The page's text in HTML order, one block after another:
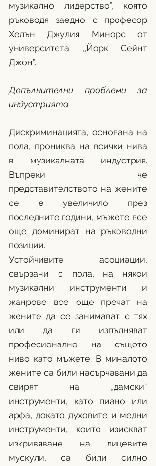
музикално лидерство”, която
ръководя заедно с професор
Хелън Джулия Минорс от
университета ,,Йорк Сейнт
Джон”.
Допълнителни проблеми за
индустрията
Дискриминацията, основана на
пола, прониква на всички нива
в музикалната индустрия.
Въпреки че
представителството на жените
се е увеличило през
последните години, мъжете все
още доминират на ръководни
позиции.
Устoйчивите асоциации,
свързани с пола, на някои
музикални инструменти и
жанрове все още пречат на
жените да се занимават с тях
или да ги изпълняват
професионално на същото
ниво като мъжете. В миналото
жените са били насърчавани да
свирят на „дамски“
инструменти, като пиано или
арфа, докато духовите и медни
инструменти, които изискват
изкривяване на лицевите
мускули, са били силно